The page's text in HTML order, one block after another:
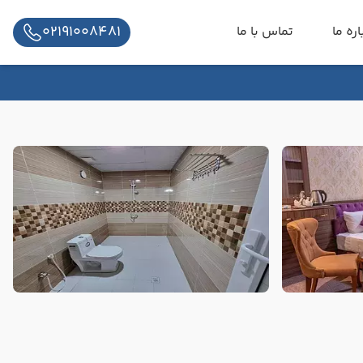
ما تماس با ما 02191008481